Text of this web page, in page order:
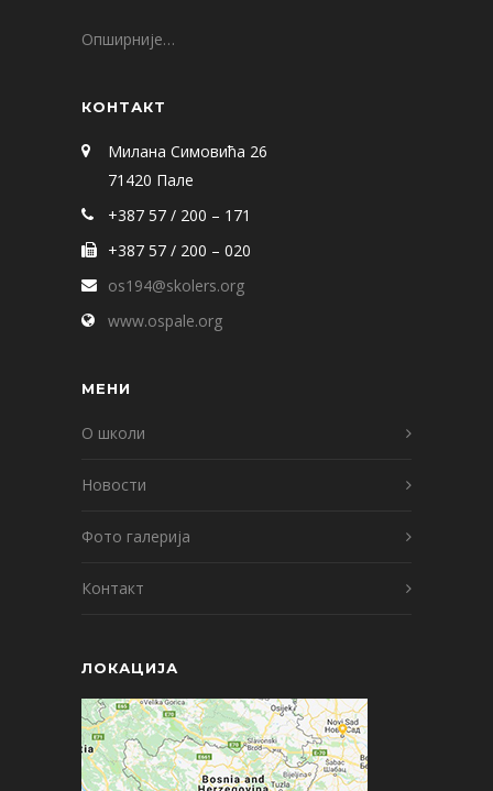
Опширније…
КОНТАКТ
Милана Симовића 26
71420 Пале
+387 57 / 200 – 171
+387 57 / 200 – 020
os194@skolers.org
www.ospale.org
МЕНИ
О школи
Новости
Фото галерија
Контакт
ЛОКАЦИЈА